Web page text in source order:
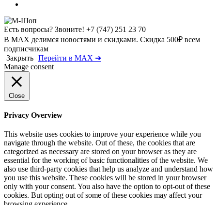
Есть вопросы? Звоните! +7 (747) 251 23 70
В MAX делимся новостями и скидками. Скидка 500₽ всем
подписчикам
Закрыть Перейти в MAX ➜
Manage consent
Close
Privacy Overview
This website uses cookies to improve your experience while you
navigate through the website. Out of these, the cookies that are
categorized as necessary are stored on your browser as they are
essential for the working of basic functionalities of the website. We
also use third-party cookies that help us analyze and understand how
you use this website. These cookies will be stored in your browser
only with your consent. You also have the option to opt-out of these
cookies. But opting out of some of these cookies may affect your